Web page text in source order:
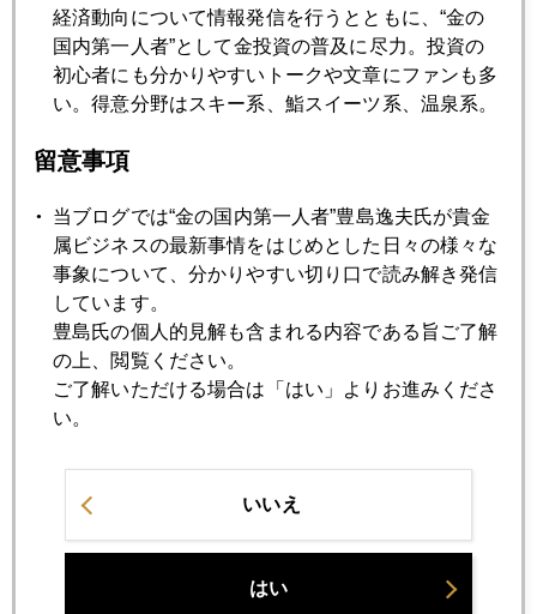
2011年12月14日
金下落加速中
金急落の理由
2011年12月12日
EUサミットを終えて
2011年12月09日
信用収縮とインドルピー安が頭を抑える展開
独仏格下げ方向で見直しの報で金急落
経済動向について情報発信を行うとともに、“金の
国内第一人者”として金投資の普及に尽力。投資の
初心者にも分かりやすいトークや文章にファンも多
い。得意分野はスキー系、鮨スイーツ系、温泉系。
留意事項
当ブログでは“金の国内第一人者”豊島逸夫氏が貴金
属ビジネスの最新事情をはじめとした日々の様々な
事象について、分かりやすい切り口で読み解き発信
しています。
豊島氏の個人的見解も含まれる内容である旨ご了解
の上、閲覧ください。
ご了解いただける場合は「はい」よりお進みくださ
い。
いいえ
はい